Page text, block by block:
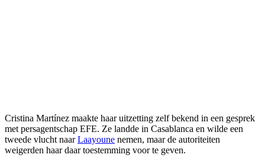
Cristina Martínez maakte haar uitzetting zelf bekend in een gesprek
met persagentschap EFE. Ze landde in Casablanca en wilde een
tweede vlucht naarLaayoune nemen, maar de autoriteiten
weigerden haar daar toestemming voor te geven.